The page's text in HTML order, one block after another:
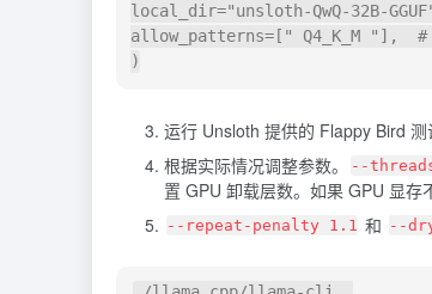
local_dir="unsloth-QwQ-32B-
allow_patterns=[" Q4_K_M "],  #
运行 Unsloth 提供的 Flappy Bird
根据实际情况调整参数。
--
置 GPU 卸载层数。如果 GPU 显存
--repeat-penalty 1.1 和 --